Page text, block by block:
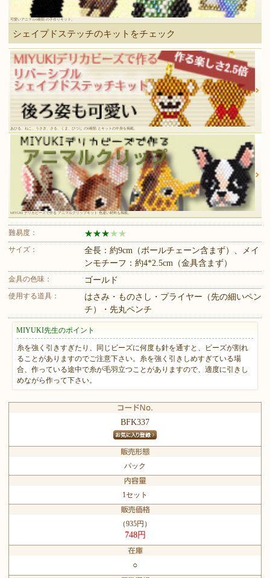
可愛いアニマル6種類 の手作りキット。
シェイプドステッチのキットをチェック
あひる、ねこ、うさぎ、さる、くま、ひつじ の6種類 とキットの中身を掲載。
MIYUKI デリカビーズで作る アニマルクリップキット 色違い材料も掲載。
難易度： ★★★ ★ ★
サイズ：
全長：約9cm（ボールチェーン含まず）、メイ
ンモチーフ：約4*2.5cm（金具含まず）
金具の色味： ゴールド
使用する道具：
はさみ・ものさし・プライヤー（先の細いペン
チ）・先丸ペンチ
MIYUKI先生のポイント
糸を強く引きすぎたり、同じビーズに何度も針を通すと、ビーズが割れ
ることがありますのでご注意下さい。糸を強く引きしめすぎている場
合、作っている途中で糸が毛羽立つことがありますので、適度に引きし
めながら作って下さい。
BFK337
パック
1セット
（935円）
748円
○